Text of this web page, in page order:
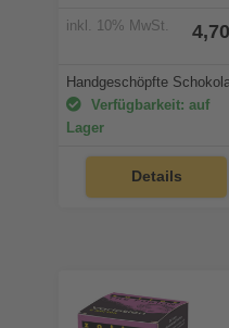
inkl. 10% MwSt.
Handgeschöpfte
Verfügbarkeit: auf
Lager
Details